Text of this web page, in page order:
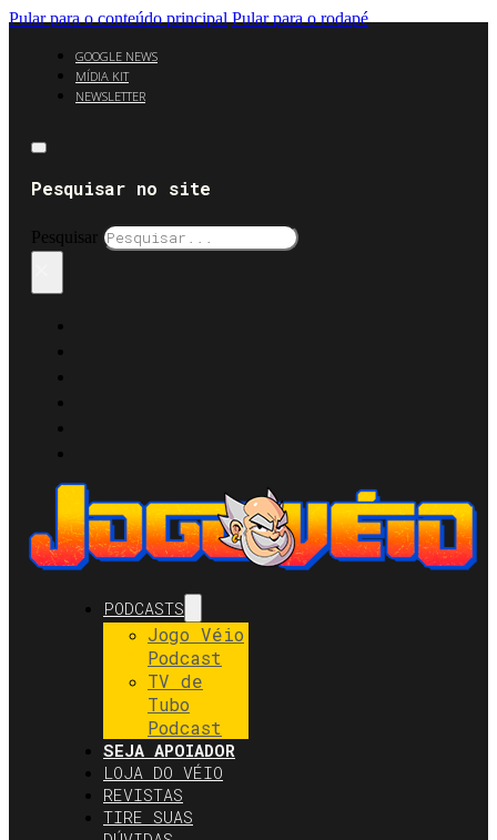
Pular para o conteúdo principal Pular para o rodapé
GOOGLE NEWS
MÍDIA KIT
NEWSLETTER
Pesquisar no site
Pesquisar
PODCASTS
Jogo Véio
Podcast
TV de
Tubo
Podcast
SEJA APOIADOR
LOJA DO VÉIO
REVISTAS
TIRE SUAS